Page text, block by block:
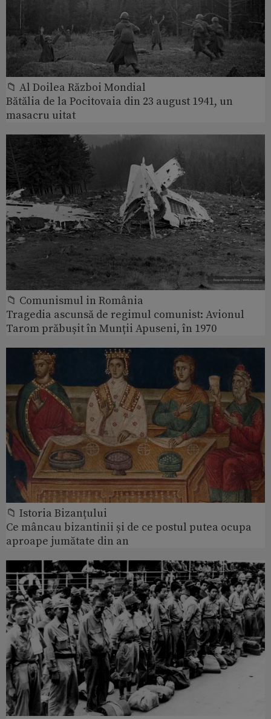
📁 Al Doilea Război Mondial
Bătălia de la Pocitovaia din 23 august 1941, un
masacru uitat
📁 Comunismul in România
Tragedia ascunsă de regimul comunist: Avionul
Tarom prăbușit în Munții Apuseni, în 1970
📁 Istoria Bizanțului
Ce mâncau bizantinii și de ce postul putea ocupa
aproape jumătate din an